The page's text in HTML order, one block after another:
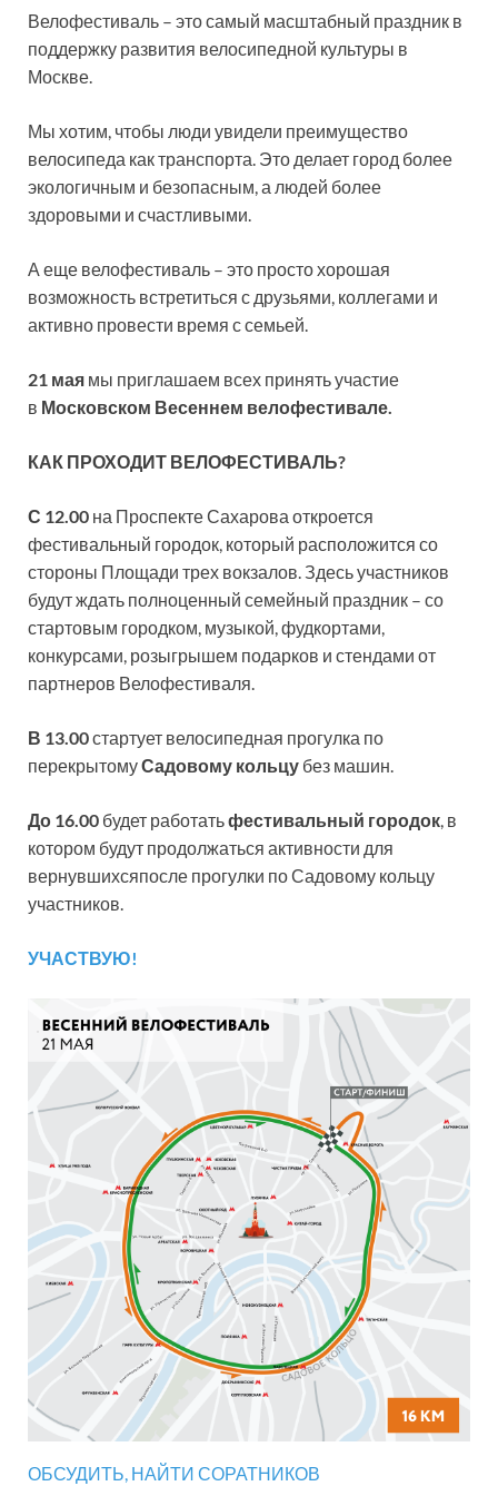
Велофестиваль – это самый масштабный праздник в
поддержку развития велосипедной культуры в
Москве.
Мы хотим, чтобы люди увидели преимущество
велосипеда как транспорта. Это делает город более
экологичным и безопасным, а людей более
здоровыми и счастливыми.
А еще велофестиваль – это просто хорошая
возможность встретиться с друзьями, коллегами и
активно провести время с семьей.
21 мая мы приглашаем всех принять участие
в Московском Весеннем велофестивале.
КАК ПРОХОДИТ ВЕЛОФЕСТИВАЛЬ?
С 12.00 на Проспекте Сахарова откроется
фестивальный городок, который расположится со
стороны Площади трех вокзалов. Здесь участников
будут ждать полноценный семейный праздник – со
стартовым городком, музыкой, фудкортами,
конкурсами, розыгрышем подарков и стендами от
партнеров Велофестиваля.
В 13.00стартует велосипедная прогулка по
перекрытомуСадовому кольцу без машин.
До 16.00 будет работатьфестивальный городок, в
котором будут продолжаться активности для
вернувшихсяпосле прогулки по Садовому кольцу
участников.
УЧАСТВУЮ!
ОБСУДИТЬ, НАЙТИ СОРАТНИКОВ